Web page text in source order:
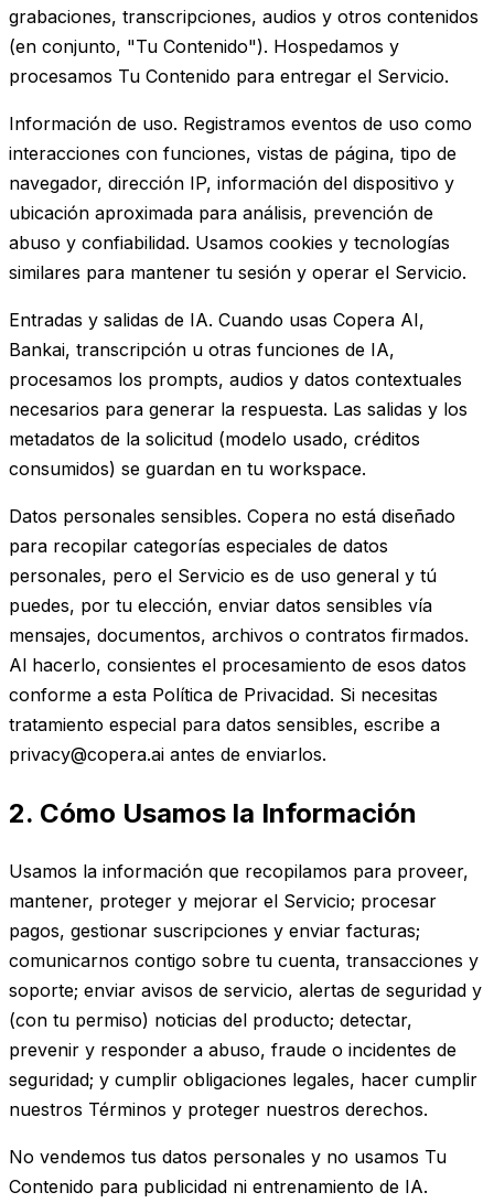
grabaciones, transcripciones, audios y otros contenidos
(en conjunto, "Tu Contenido"). Hospedamos y
procesamos Tu Contenido para entregar el Servicio.
Información de uso. Registramos eventos de uso como
interacciones con funciones, vistas de página, tipo de
navegador, dirección IP, información del dispositivo y
ubicación aproximada para análisis, prevención de
abuso y confiabilidad. Usamos cookies y tecnologías
similares para mantener tu sesión y operar el Servicio.
Entradas y salidas de IA. Cuando usas Copera AI,
Bankai, transcripción u otras funciones de IA,
procesamos los prompts, audios y datos contextuales
necesarios para generar la respuesta. Las salidas y los
metadatos de la solicitud (modelo usado, créditos
consumidos) se guardan en tu workspace.
Datos personales sensibles. Copera no está diseñado
para recopilar categorías especiales de datos
personales, pero el Servicio es de uso general y tú
puedes, por tu elección, enviar datos sensibles vía
mensajes, documentos, archivos o contratos firmados.
Al hacerlo, consientes el procesamiento de esos datos
conforme a esta Política de Privacidad. Si necesitas
tratamiento especial para datos sensibles, escribe a
privacy@copera.ai antes de enviarlos.
2. Cómo Usamos la Información
Usamos la información que recopilamos para proveer,
mantener, proteger y mejorar el Servicio; procesar
pagos, gestionar suscripciones y enviar facturas;
comunicarnos contigo sobre tu cuenta, transacciones y
soporte; enviar avisos de servicio, alertas de seguridad y
(con tu permiso) noticias del producto; detectar,
prevenir y responder a abuso, fraude o incidentes de
seguridad; y cumplir obligaciones legales, hacer cumplir
nuestros Términos y proteger nuestros derechos.
No vendemos tus datos personales y no usamos Tu
Contenido para publicidad ni entrenamiento de IA.